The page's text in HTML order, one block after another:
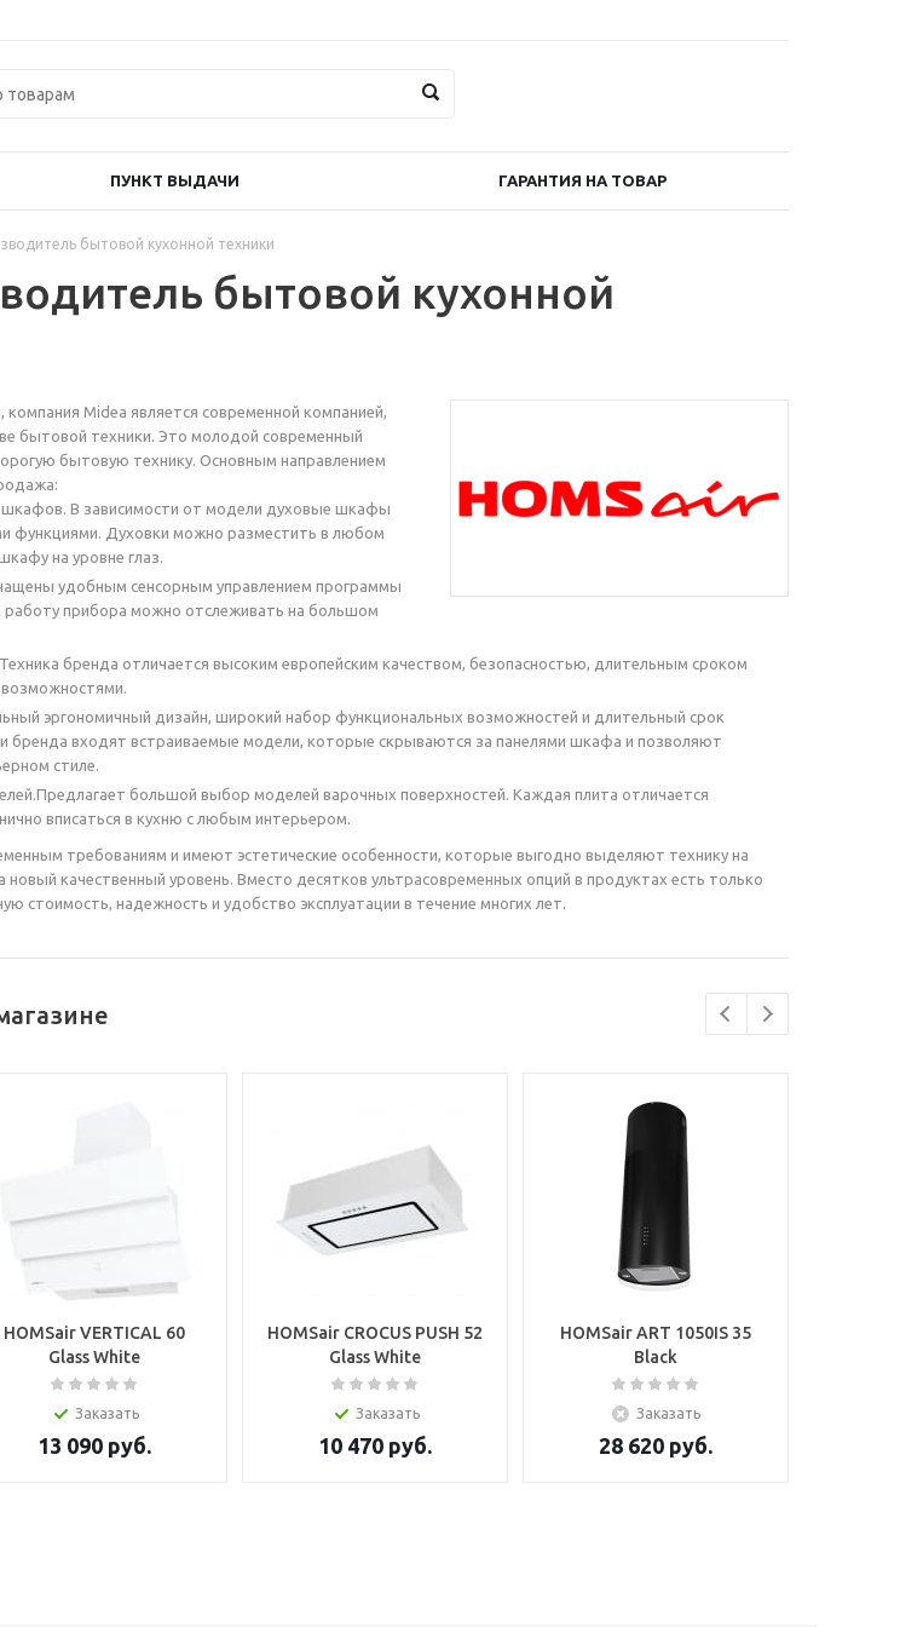
ПУНКТ ВЫДАЧИ ГАРАНТИЯ НА ТОВАР
бытовой кухонной техники
бытовой кухонной
Midea является современной компанией,
бытовой техники. Это молодой современный
бытовую технику. Основным направлением
шкафов. В зависимости от модели духовые шкафы
функциями. Духовки можно разместить в любом
на уровне глаз.
удобным сенсорным управлением программы
работу прибора можно отслеживать на большом
бренда отличается высоким европейским качеством, безопасностью, длительным сроком
эргономичный дизайн, широкий набор функциональных возможностей и длительный срок
бренда входят встраиваемые модели, которые скрываются за панелями шкафа и позволяют
стиле.
большой выбор моделей варочных поверхностей. Каждая плита отличается
вписаться в кухню с любым интерьером.
требованиям и имеют эстетические особенности, которые выгодно выделяют технику на
новый качественный уровень. Вместо десятков ультрасовременных опций в продуктах есть только
стоимость, надежность и удобство эксплуатации в течение многих лет.
HOMSair VERTICAL 60
Glass White
Заказать
13 090 руб.
HOMSair CROСUS PUSH 52
Glass White
Заказать
10 470 руб.
HOMSair ART 1050IS 35
Black
Заказать
28 620 руб.